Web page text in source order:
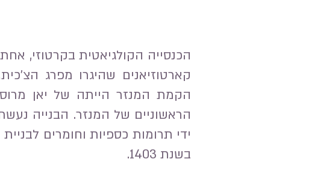
הראשוניים של המנזר. הבנייה
ידי תרומות כספיות וחומרים
בשנת 1403.